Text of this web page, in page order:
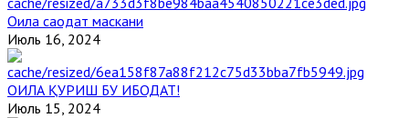
Оила саодат маскани
Июль 16, 2024
ОИЛА ҚУРИШ БУ ИБОДАТ!
Июль 15, 2024